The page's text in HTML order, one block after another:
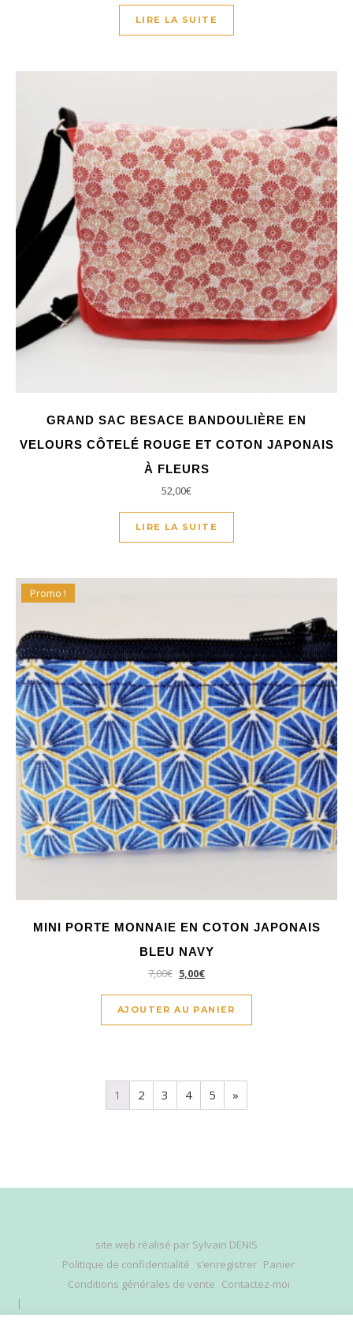
LIRE LA SUITE
GRAND SAC BESACE BANDOULIÈRE EN
VELOURS CÔTELÉ ROUGE ET COTON JAPONAIS
À FLEURS
52,00€
LIRE LA SUITE
Promo !
MINI PORTE MONNAIE EN COTON JAPONAIS
BLEU NAVY
7,00€ 5,00€
AJOUTER AU PANIER
1 2 3 4 5 »
site web réalisé par Sylvain DENIS
Politique de confidentialité s’enregistrer Panier
Conditions générales de vente Contactez-moi